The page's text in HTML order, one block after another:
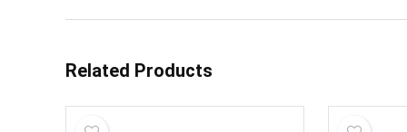
Related Products